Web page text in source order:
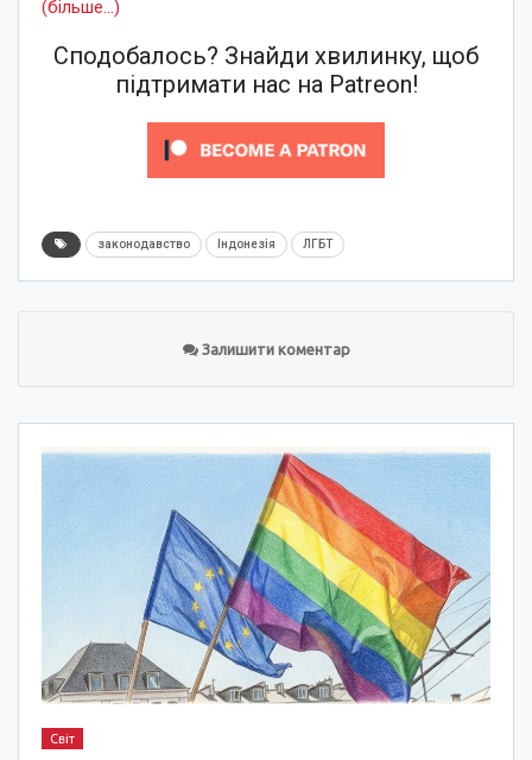
(більше…)
Сподобалось? Знайди хвилинку, щоб
підтримати нас на Patreon!
законодавство Індонезія ЛГБТ
Залишити коментар
Світ